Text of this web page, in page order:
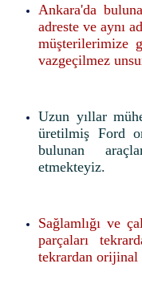
Ankara'da
adreste ve aynı
müşterilerimize
vazgeçilmez
Uzun yıllar
üretilmiş Ford
bulunan
etmekteyiz.
Sağlamlığı ve
parçaları
tekrardan orijinal